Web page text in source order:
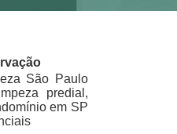
São Paulo
predial,
em SP